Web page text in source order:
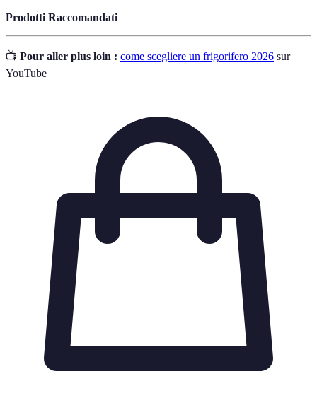
Prodotti Raccomandati
📺 Pour aller plus loin : come scegliere un frigorifero 2026 sur
YouTube